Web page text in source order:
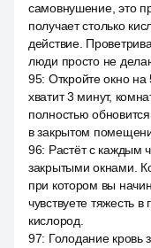
самовнушение, это
получает столько
действие.
люди просто не
95: Откройте окно
хватит 3 минут,
полностью
в закрытом
96: Растёт с каждым
закрытыми окнами.
при котором вы
чувствуете тяжесть в
кислород.
97: Голодание кровь